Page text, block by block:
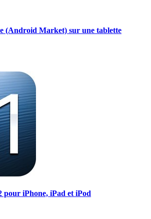
(Android Market) sur une tablette
pour iPhone, iPad et iPod